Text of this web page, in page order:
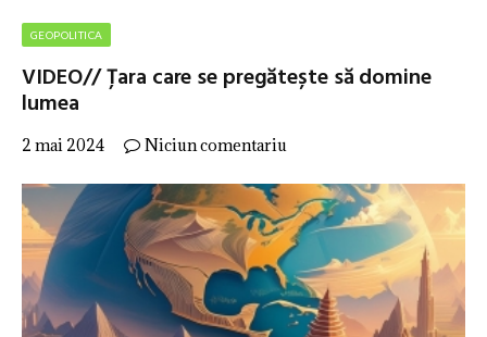
GEOPOLITICA
VIDEO// Țara care se pregătește să domine
lumea
2 mai 2024 Niciun comentariu